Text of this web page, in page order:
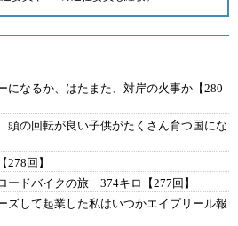
になるか、はたまた、対岸の火事か【280
頭の回転が良い子供がたくさん育つ国にな
回】
ドバイクの旅 374キロ【277回】
ズして起業した私はいつかエイプリール報